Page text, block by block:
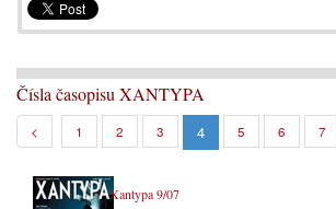
Čísla časopisu XANTYPA
< 1 2 3 4 5 6 7
Xantypa 9/07